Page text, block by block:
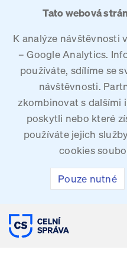
Tato webová
K analýze návštěvnosti
– Google Analytics.
používáte, sdílíme se
návštěvnosti.
zkombinovat s dalšími
poskytli nebo které
používáte jejich
cookies
Pouze nutné
CELNÍ